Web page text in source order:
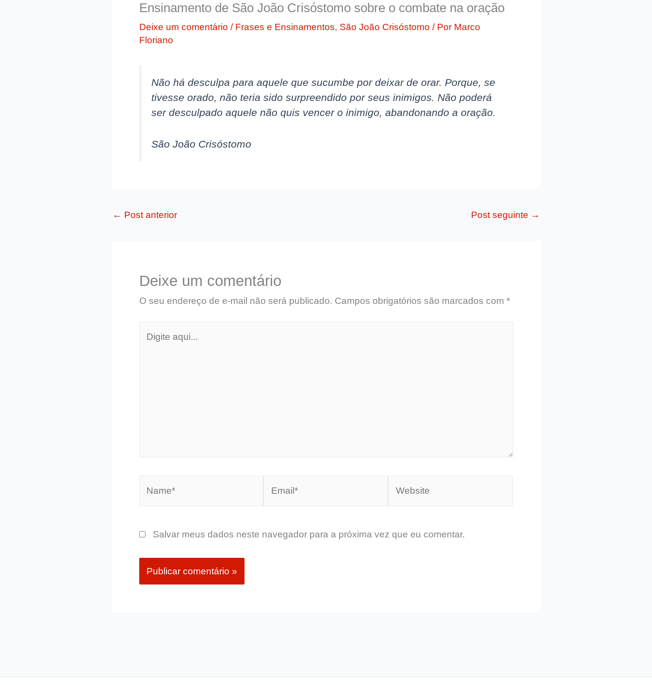
Ensinamento de São João Crisóstomo sobre o combate na oração
Deixe um comentário / Frases e Ensinamentos, São João Crisóstomo / Por Marco
Floriano
Não há desculpa para aquele que sucumbe por deixar de orar. Porque, se
tivesse orado, não teria sido surpreendido por seus inimigos. Não poderá
ser desculpado aquele não quis vencer o inimigo, abandonando a oração.
São João Crisóstomo
← Post anterior Post seguinte →
Deixe um comentário
O seu endereço de e-mail não será publicado. Campos obrigatórios são marcados com *
aqui...
Salvar meus dados neste navegador para a próxima vez que eu comentar.